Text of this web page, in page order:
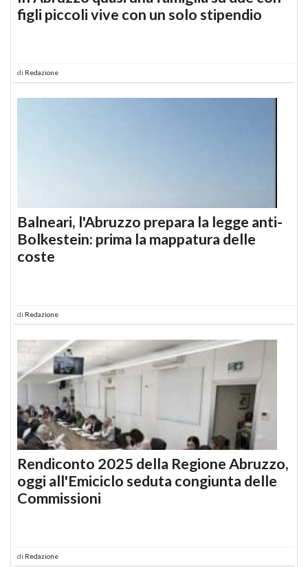
figli piccoli vive con un solo stipendio
di Redazione
Balneari, l'Abruzzo prepara la legge anti-
Bolkestein: prima la mappatura delle
coste
di Redazione
Rendiconto 2025 della Regione Abruzzo,
oggi all'Emiciclo seduta congiunta delle
Commissioni
di Redazione